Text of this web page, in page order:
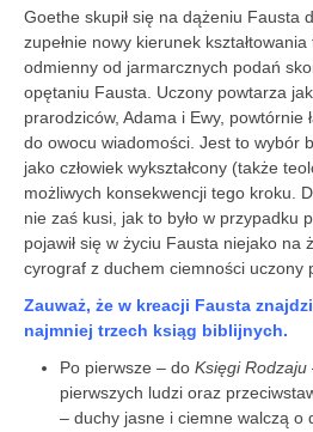
Goethe skupił się na dążeniu Fausta
zupełnie nowy kierunek
odmienny od jarmarcznych podań
opętaniu Fausta. Uczony powtarza
prarodziców, Adama i Ewy, powtórnie
do owocu wiadomości. Jest to wybór
jako człowiek wykształcony (także
możliwych konsekwencji tego kroku.
nie zaś kusi, jak to było w przypadku
pojawił się w życiu Fausta niejako na
cyrograf z duchem ciemności uczony
Zauważ, że w kreacji Fausta
najmniej trzech ksiąg biblijnych.
Po pierwsze – do Księgi Rodzaju
pierwszych ludzi oraz
– duchy jasne i ciemne walczą o